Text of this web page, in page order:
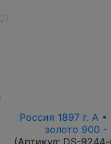
Россия 1897 г. А
золото 900 -
(Артикул: DS-